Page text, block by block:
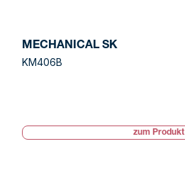
MECHANICAL SK
KM406B
zum Produkt